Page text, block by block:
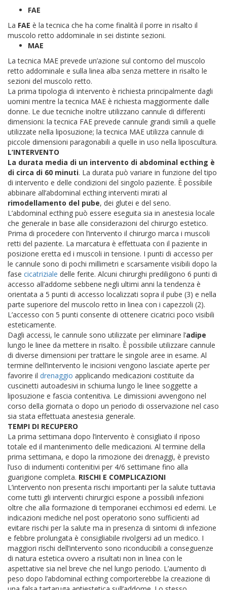
FAE
La FAE è la tecnica che ha come finalità il porre in risalto il
muscolo retto addominale in sei distinte sezioni.
MAE
La tecnica MAE prevede un’azione sul contorno del muscolo
retto addominale e sulla linea alba senza mettere in risalto le
sezioni del muscolo retto.
La prima tipologia di intervento è richiesta principalmente dagli
uomini mentre la tecnica MAE è richiesta maggiormente dalle
donne. Le due tecniche inoltre utilizzano cannule di differenti
dimensioni: la tecnica FAE prevede cannule grandi simili a quelle
utilizzate nella liposuzione; la tecnica MAE utilizza cannule di
piccole dimensioni paragonabili a quelle in uso nella liposcultura.
L’INTERVENTO
La durata media di un intervento di abdominal ecthing è
di circa di 60 minuti. La durata può variare in funzione del tipo
di intervento e delle condizioni del singolo paziente. È possibile
abbinare all’abdominal ecthing interventi mirati al
rimodellamento del pube, dei glutei e del seno.
L’abdominal ecthing può essere eseguita sia in anestesia locale
che generale in base alle considerazioni del chirurgo estetico.
Prima di procedere con l’intervento il chirurgo marca i muscoli
retti del paziente. La marcatura è effettuata con il paziente in
posizione eretta ed i muscoli in tensione. I punti di accesso per
le cannule sono di pochi millimetri e scarsamente visibili dopo la
fase cicatriziale delle ferite. Alcuni chirurghi prediligono 6 punti di
accesso all’addome sebbene negli ultimi anni la tendenza è
orientata a 5 punti di accesso localizzati sopra il pube (3) e nella
parte superiore del muscolo retto in linea con i capezzoli (2).
L’accesso con 5 punti consente di ottenere cicatrici poco visibili
esteticamente.
Dagli accessi, le cannule sono utilizzate per eliminare l’adipe
lungo le linee da mettere in risalto. È possibile utilizzare cannule
di diverse dimensioni per trattare le singole aree in esame. Al
termine dell’intervento le incisioni vengono lasciate aperte per
favorire il drenaggio applicando medicazioni costituite da
cuscinetti autoadesivi in schiuma lungo le linee soggette a
liposuzione e fascia contenitiva. Le dimissioni avvengono nel
corso della giornata o dopo un periodo di osservazione nel caso
sia stata effettuata anestesia generale.
TEMPI DI RECUPERO
La prima settimana dopo l’intervento è consigliato il riposo
totale ed il mantenimento delle medicazioni. Al termine della
prima settimana, e dopo la rimozione dei drenaggi, è previsto
l’uso di indumenti contenitivi per 4/6 settimane fino alla
guarigione completa. RISCHI E COMPLICAZIONI
L’intervento non presenta rischi importanti per la salute tuttavia
come tutti gli interventi chirurgici espone a possibili infezioni
oltre che alla formazione di temporanei ecchimosi ed edemi. Le
indicazioni mediche nel post operatorio sono sufficienti ad
evitare rischi per la salute ma in presenza di sintomi di infezione
e febbre prolungata è consigliabile rivolgersi ad un medico. I
maggiori rischi dell’intervento sono riconducibili a conseguenze
di natura estetica ovvero a risultati non in linea con le
aspettative sia nel breve che nel lungo periodo. L’aumento di
peso dopo l’abdominal ecthing comporterebbe la creazione di